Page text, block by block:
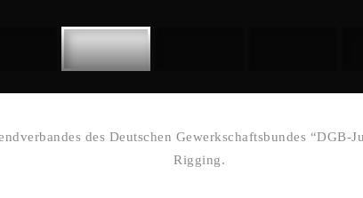
des Deutschen Gewerkschaftsbundes
Rigging.